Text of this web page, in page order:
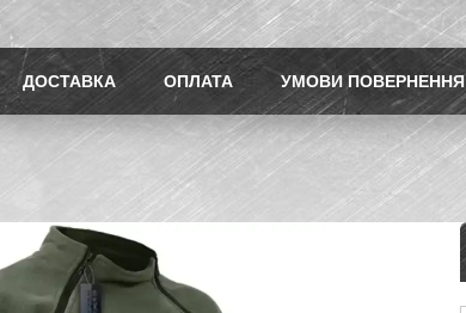
ДОСТАВКА ОПЛАТА УМОВИ ПОВЕРНЕННЯ